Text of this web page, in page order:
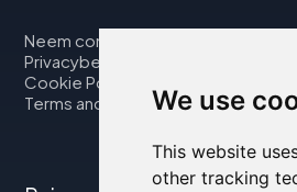
We use
This website
other tracking
Neem contact op met
Privacybeleid
Cookie Policy
Terms and Conditions